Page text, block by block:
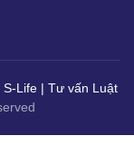
S-Life | Tư vấn Luật